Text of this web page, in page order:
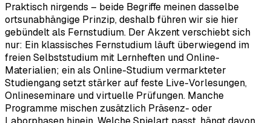
Praktisch nirgends – beide Begriffe meinen dasselbe
ortsunabhängige Prinzip, deshalb führen wir sie hier
gebündelt als Fernstudium. Der Akzent verschiebt sich
nur: Ein klassisches Fernstudium läuft überwiegend im
freien Selbststudium mit Lernheften und Online-
Materialien; ein als Online-Studium vermarkteter
Studiengang setzt stärker auf feste Live-Vorlesungen,
Onlineseminare und virtuelle Prüfungen. Manche
Programme mischen zusätzlich Präsenz- oder